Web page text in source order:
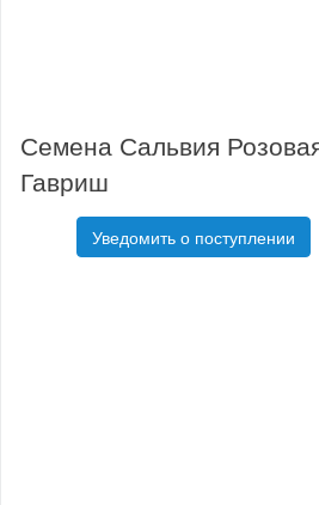
Семена Сальвия
Гавриш
Уведомить о поступлении